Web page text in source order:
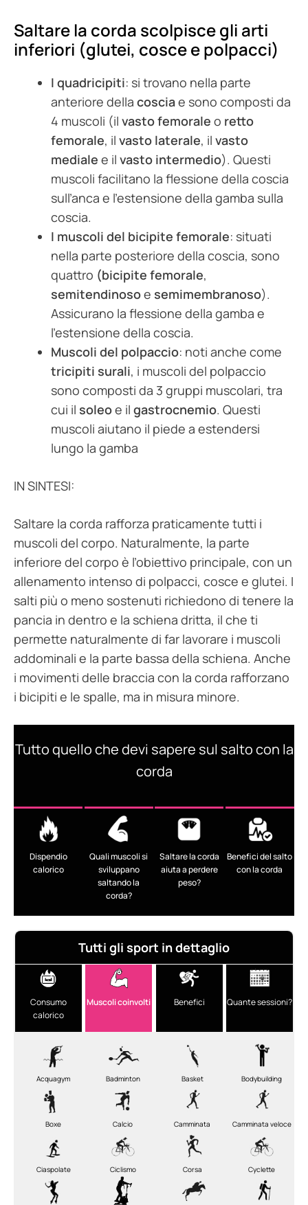
Saltare la corda scolpisce gli arti
inferiori (glutei, cosce e polpacci)
I quadricipiti: si trovano nella parte
anteriore della cosciae sono composti da
4 muscoli (il vasto femorale o retto
femorale, il vasto laterale, il vasto
mediale e il vasto intermedio). Questi
muscoli facilitano la flessione della coscia
sull’anca e l’estensione della gamba sulla
coscia.
I muscoli del bicipite femorale: situati
nella parte posteriore della coscia, sono
quattro (bicipite femorale,
semitendinosoe semimembranoso).
Assicurano la flessione della gamba e
l’estensione della coscia.
Muscoli del polpaccio: noti anche come
tricipiti surali, i muscoli del polpaccio
sono composti da 3 gruppi muscolari, tra
cui il soleoe il gastrocnemio. Questi
muscoli aiutano il piede a estendersi
lungo la gamba
IN SINTESI:
Saltare la corda rafforza praticamente tutti i
muscoli del corpo. Naturalmente, la parte
inferiore del corpo è l’obiettivo principale, con un
allenamento intenso di polpacci, cosce e glutei. I
salti più o meno sostenuti richiedono di tenere la
pancia in dentro e la schiena dritta, il che ti
permette naturalmente di far lavorare i muscoli
addominali e la parte bassa della schiena. Anche
i movimenti delle braccia con la corda rafforzano
i bicipiti e le spalle, ma in misura minore.
Tutto quello che devi sapere sul salto con la
corda
Dispendio
calorico
Quali muscoli si
sviluppano
saltando la
corda?
Saltare la corda
aiuta a perdere
peso?
Benefici del salto
con la corda
Tutti gli sport in dettaglio
Consumo
calorico
Muscoli coinvolti Benefici Quante sessioni?
Acquagym Badminton Basket Bodybuilding
Boxe Calcio Camminata Camminata veloce
Ciaspolate Ciclismo Corsa Cyclette